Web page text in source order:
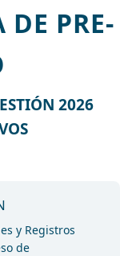
PRE-
2026
y Registros
de